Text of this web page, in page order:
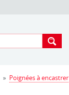
» Poignées à encastrer